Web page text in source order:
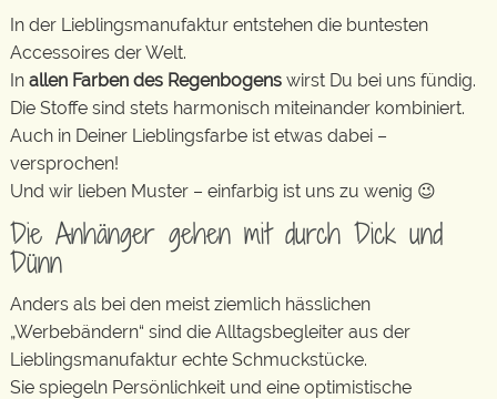
In der Lieblingsmanufaktur entstehen die buntesten
Accessoires der Welt.
In allen Farben des Regenbogens wirst Du bei uns fündig.
Die Stoffe sind stets harmonisch miteinander kombiniert.
Auch in Deiner Lieblingsfarbe ist etwas dabei –
versprochen!
Und wir lieben Muster – einfarbig ist uns zu wenig 😉
Die Anhänger gehen mit durch Dick und
Dünn
Anders als bei den meist ziemlich hässlichen
„Werbebändern“ sind die Alltagsbegleiter aus der
Lieblingsmanufaktur echte Schmuckstücke.
Sie spiegeln Persönlichkeit und eine optimistische